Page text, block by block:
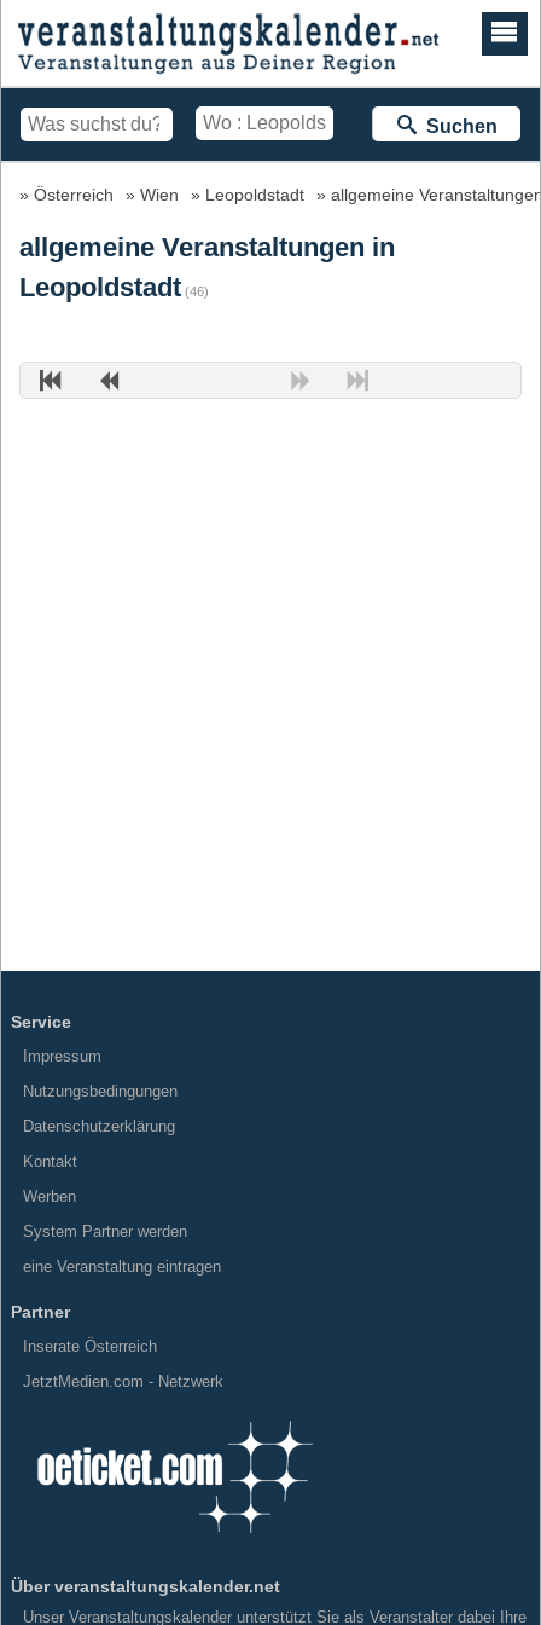
Suchen
Österreich Wien Leopoldstadt allgemeine
allgemeine Veranstaltungen in
Leopoldstadt (46)
Service
Impressum
Nutzungsbedingungen
Datenschutzerklärung
Kontakt
Werben
System Partner werden
eine Veranstaltung eintragen
Partner
Inserate Österreich
JetztMedien.com - Netzwerk
Über veranstaltungskalender.net
Unser Veranstaltungskalender unterstützt Sie als Veranstalter dabei Ihre